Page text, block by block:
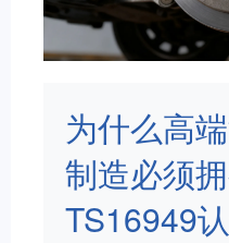
为什么高
制造必须
TS16949